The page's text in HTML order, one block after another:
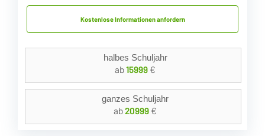
Kostenlose Informationen anfordern
halbes Schuljahr
ab15999 €
ganzes Schuljahr
ab20999 €